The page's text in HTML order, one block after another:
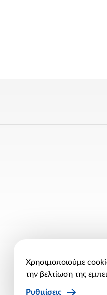
Χρησιμοποιούμε
την βελτίωση της
Ρυθμίσεις